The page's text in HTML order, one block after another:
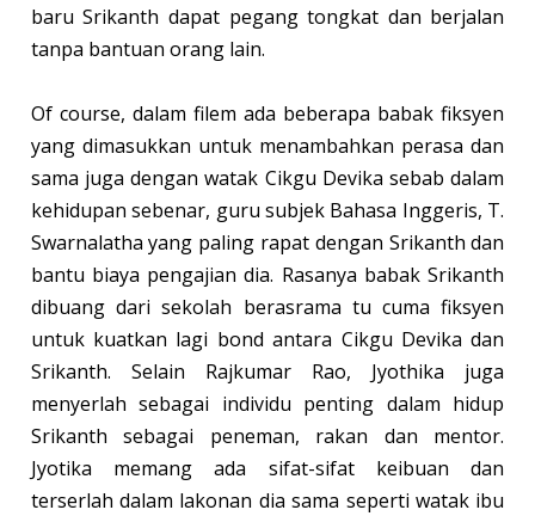
baru Srikanth dapat pegang tongkat dan berjalan
tanpa bantuan orang lain.
Of course, dalam filem ada beberapa babak fiksyen
yang dimasukkan untuk menambahkan perasa dan
sama juga dengan watak Cikgu Devika sebab dalam
kehidupan sebenar, guru subjek Bahasa Inggeris, T.
Swarnalatha yang paling rapat dengan Srikanth dan
bantu biaya pengajian dia. Rasanya babak Srikanth
dibuang dari sekolah berasrama tu cuma fiksyen
untuk kuatkan lagi bond antara Cikgu Devika dan
Srikanth. Selain Rajkumar Rao, Jyothika juga
menyerlah sebagai individu penting dalam hidup
Srikanth sebagai peneman, rakan dan mentor.
Jyotika memang ada sifat-sifat keibuan dan
terserlah dalam lakonan dia sama seperti watak ibu